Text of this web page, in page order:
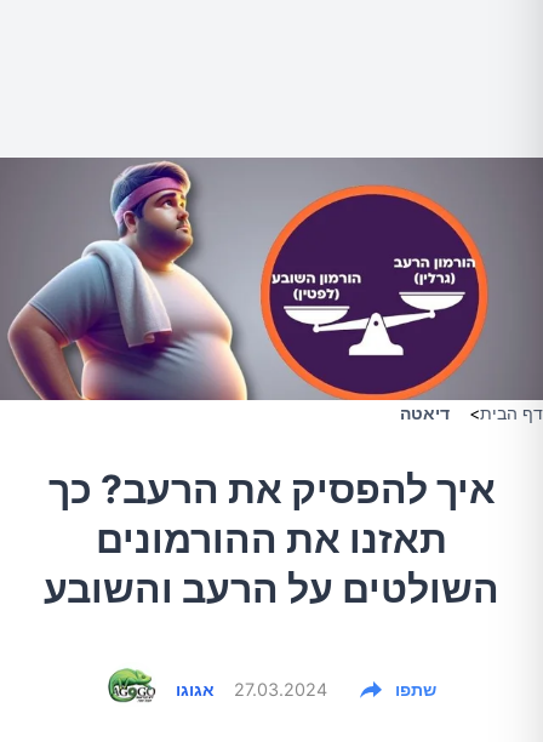
דף הבית> דיאטה
איך להפסיק את הרעב? כך
תאזנו את ההורמונים
השולטים על הרעב והשובע
אגוגו 27.03.2024 שתפו